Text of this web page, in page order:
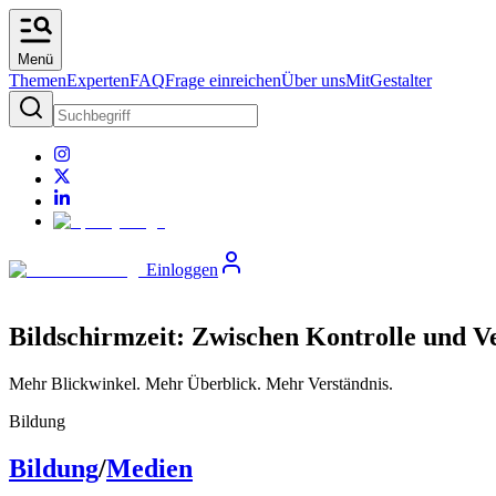
Menü
ThemenExpertenFAQFrage einreichenÜber unsMitGestalter
Einloggen
Bildschirmzeit: Zwischen Kontrolle und
Mehr Blickwinkel. Mehr Überblick. Mehr Verständnis.
Bildung
Bildung/Medien